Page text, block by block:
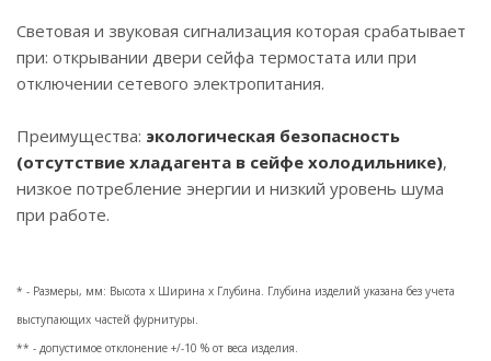
Световая и звуковая сигнализация которая срабатывает
при: открывании двери сейфа термостата или при
отключении сетевого электропитания.
Преимущества: экологическая безопасность
(отсутствие хладагента в сейфе холодильнике),
низкое потребление энергии и низкий уровень шума
при работе.
* - Размеры, мм: Высота x Ширина x Глубина. Глубина изделий указана без учета
выступающих частей фурнитуры.
** - допустимое отклонение +/-10 % от веса изделия.